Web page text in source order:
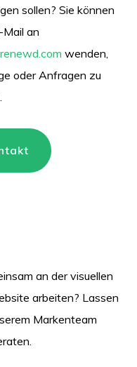
sollen? Sie können
an
wenden,
oder Anfragen zu
an der visuellen
arbeiten? Lassen
Markenteam